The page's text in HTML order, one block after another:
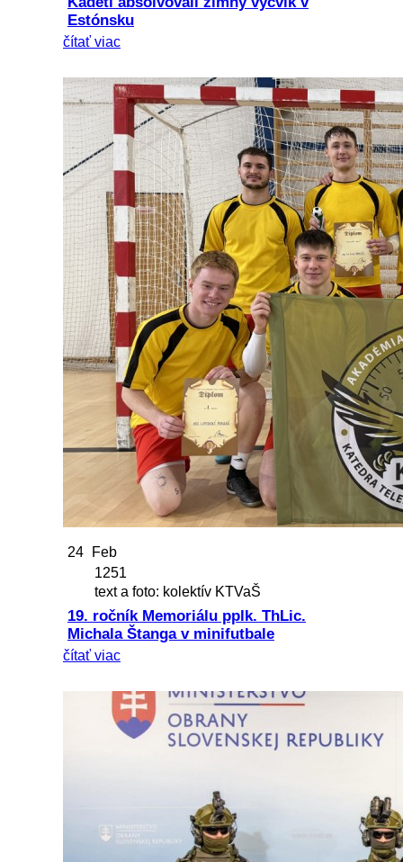
Estónsku
čítať viac
24
Feb
1251
text a foto: kolektív KTVaŠ
19. ročník Memoriálu pplk. ThLic.
Michala Štanga v minifutbale
čítať viac